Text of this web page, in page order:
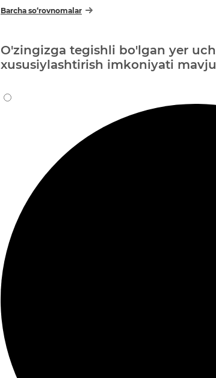
Barcha so‘rovnomalar
O'zingizga tegishli bo'lgan yer
xususiylashtirish imkoniyati